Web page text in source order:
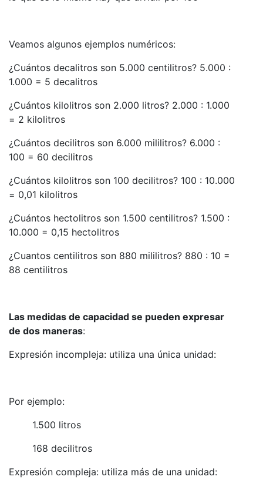
Veamos algunos ejemplos numéricos:
¿Cuántos decalitros son 5.000 centilitros? 5.000 :
1.000 = 5 decalitros
¿Cuántos kilolitros son 2.000 litros? 2.000 : 1.000
= 2 kilolitros
¿Cuántos decilitros son 6.000 mililitros? 6.000 :
100 = 60 decilitros
¿Cuántos kilolitros son 100 decilitros? 100 : 10.000
= 0,01 kilolitros
¿Cuántos hectolitros son 1.500 centilitros? 1.500 :
10.000 = 0,15 hectolitros
¿Cuantos centilitros son 880 mililitros? 880 : 10 =
88 centilitros
Las medidas de capacidad se pueden expresar
de dos maneras:
Expresión incompleja: utiliza una única unidad:
Por ejemplo:
1.500 litros
168 decilitros
Expresión compleja: utiliza más de una unidad: